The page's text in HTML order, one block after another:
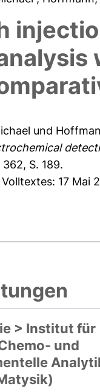
und
S. 189.
17 Mai
> Institut für
und